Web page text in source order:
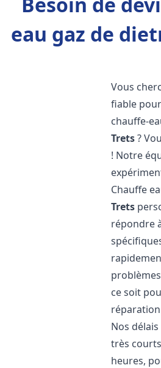
eau gaz de
Vous
fiable
chauffe-
Trets?
! Notre
Chauffe
Trets
répondre
ce soit
Nos
très
heures,